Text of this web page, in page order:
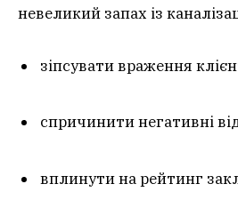
невеликий запах із
зіпсувати враження
спричинити негативні
вплинути на рейтинг